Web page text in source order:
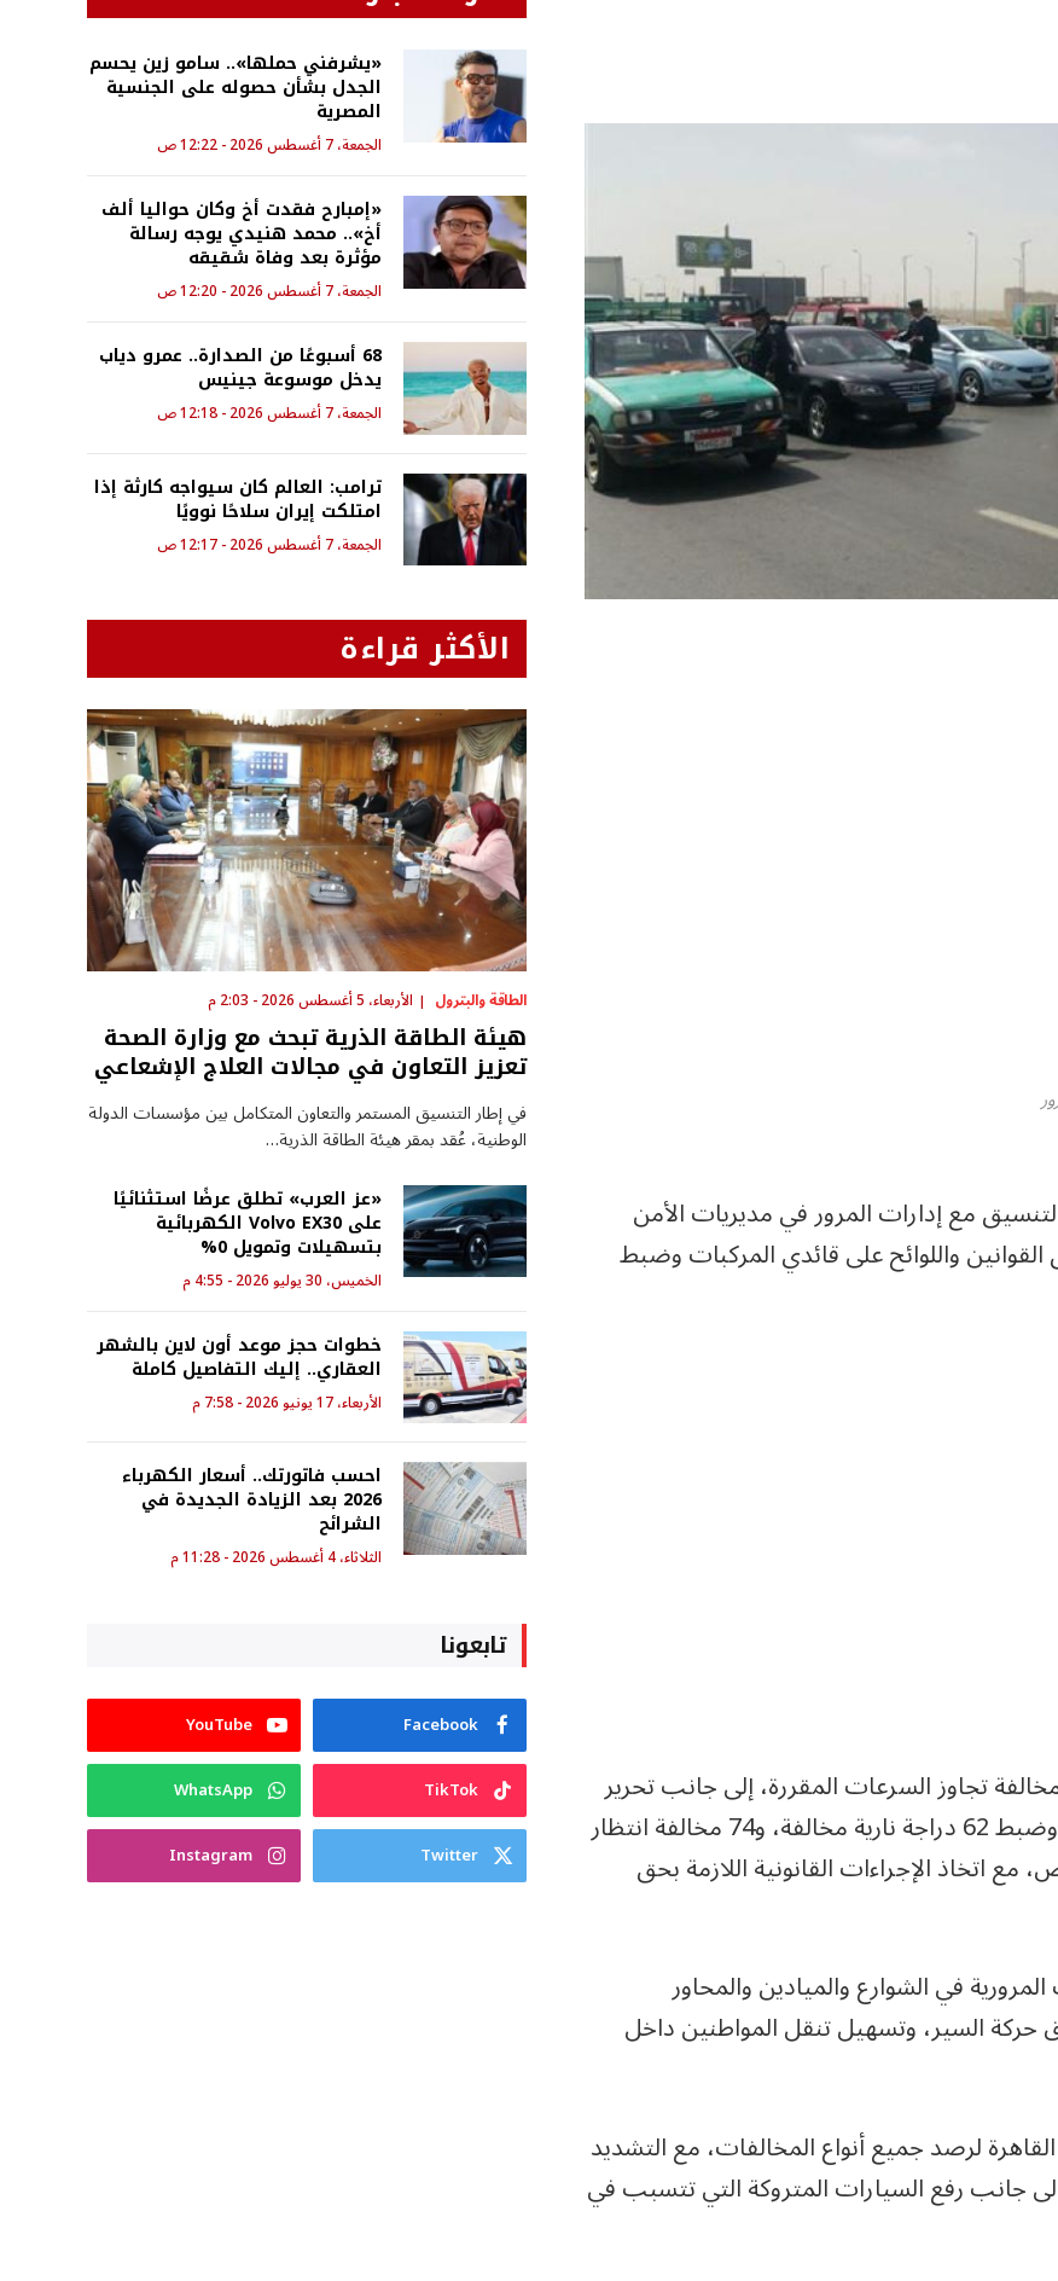
مع إدارات المرور في مديريات الأمن
واللوائح على قائدي المركبات وضبط
الحملات خلال 24 ساعة عن ضبط 1020 مخالفة تجاوز السرعات المقررة، إلى جانب تحرير
110 مخالفات سير بدون تراخيص قيادة أو تسيير، وضبط 62 دراجة نارية مخالفة، و74 مخالفة انتظار
التراخيص، مع اتخاذ الإجراءات القانونية اللازمة بحق
في الشوارع والميادين والمحاور
حركة السير، وتسهيل تنقل المواطنين داخل
لرصد جميع أنواع المخالفات، مع التشديد
جانب رفع السيارات المتروكة التي تتسبب في
«يشرفني حملها».. سامو زين يحسم
الجدل بشأن حصوله على الجنسية
المصرية
الجمعة، 7 أغسطس 2026 - 12:22 ص
«إمبارح فقدت أخ وكان حواليا ألف
أخ».. محمد هنيدي يوجه رسالة
مؤثرة بعد وفاة شقيقه
الجمعة، 7 أغسطس 2026 - 12:20 ص
68 أسبوعًا من الصدارة.. عمرو دياب
يدخل موسوعة جينيس
الجمعة، 7 أغسطس 2026 - 12:18 ص
ترامب: العالم كان سيواجه كارثة إذا
امتلكت إيران سلاحًا نوويًا
الجمعة، 7 أغسطس 2026 - 12:17 ص
الأكثر قراءة
الطاقة والبترول الأربعاء، 5 أغسطس 2026 - 2:03 م
هيئة الطاقة الذرية تبحث مع وزارة الصحة
تعزيز التعاون في مجالات العلاج الإشعاعي
في إطار التنسيق المستمر والتعاون المتكامل بين مؤسسات الدولة
الوطنية، عُقد بمقر هيئة الطاقة الذرية…
«عز العرب» تطلق عرضًا استثنائيًا
على Volvo EX30 الكهربائية
بتسهيلات وتمويل 0%
الخميس، 30 يوليو 2026 - 4:55 م
خطوات حجز موعد أون لاين بالشهر
العقاري.. إليك التفاصيل كاملة
الأربعاء، 17 يونيو 2026 - 7:58 م
احسب فاتورتك.. أسعار الكهرباء
2026 بعد الزيادة الجديدة في
الشرائح
الثلاثاء، 4 أغسطس 2026 - 11:28 م
تابعونا
Facebook
YouTube
TikTok
WhatsApp
Twitter
Instagram